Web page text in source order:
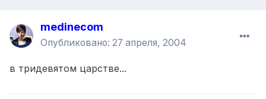
medinecom
Опубликовано: 27 апреля, 2004
в тридевятом царстве...